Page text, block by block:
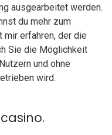
ausgearbeitet werden.
du mehr zum
erfahren, der die
Sie die Möglichkeit
und ohne
wird.